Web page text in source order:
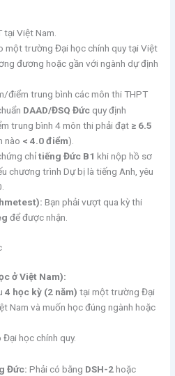
Việt Nam.
một trường Đại học chính quy tại Việt
đương hoặc gần với ngành dự định
điểm trung bình các môn thi THPT
DAAD/ĐSQ Đứcquy định
trung bình 4 môn thi phải đạt ≥ 6.5
nào < 4.0 điểm).
chỉtiếng Đức B1 khi nộp hồ sơ
chương trình Dự bị là tiếng Anh, yêu
Bạn phải vượt qua kỳ thi
để được nhận.
ở Việt Nam):
4 học kỳ (2 năm) tại một trường Đại
Nam và muốn học đúng ngành hoặc
học chính quy.
Đức: Phải có bằng DSH-2hoặc